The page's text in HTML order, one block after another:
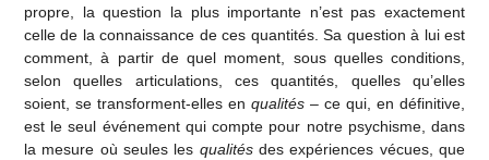
propre, la question la plus importante n’est pas exactement
celle de la connaissance de ces quantités. Sa question à lui est
comment, à partir de quel moment, sous quelles conditions,
selon quelles articulations, ces quantités, quelles qu’elles
soient, se transforment-elles en qualités – ce qui, en définitive,
est le seul événement qui compte pour notre psychisme, dans
la mesure où seules les qualitésdes expériences vécues, que